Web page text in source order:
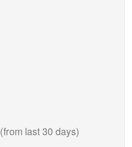
(from last 30 days)